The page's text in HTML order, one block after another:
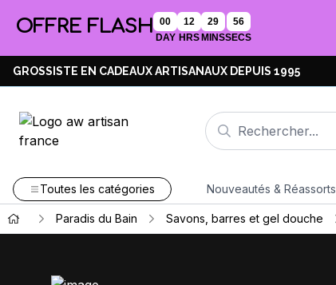
OFFRE FLASH
00
DAY
12
HRS
29
MINS
56
SECS
GROSSISTE EN CADEAUX ARTISANAUX DEPUIS 1995
Toutes les catégories Nouveautés & Réassorts
Paradis du Bain Savons, barres et gel douche